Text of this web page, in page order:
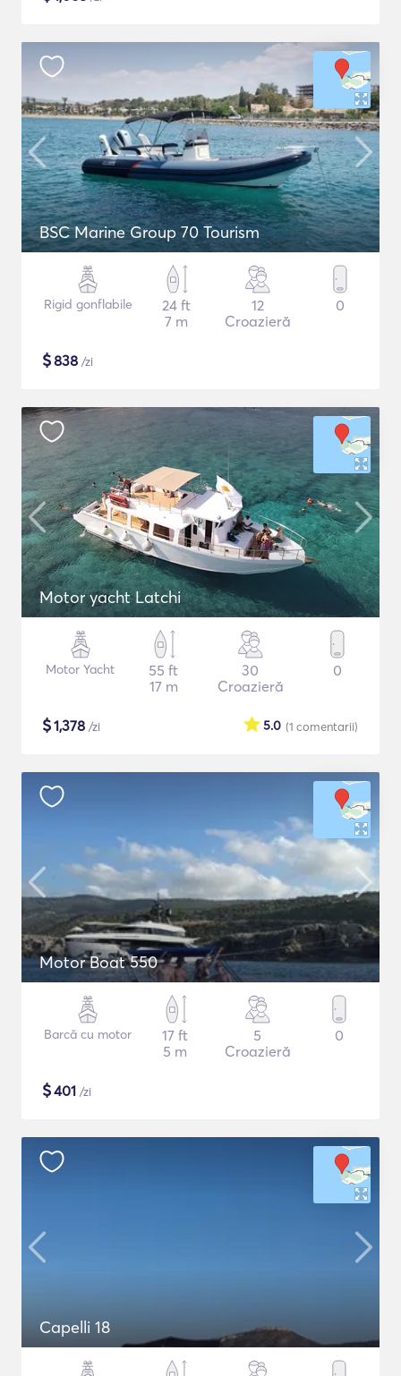
BSC Marine Group 70 Tourism
Rigid gonflabile
24 ft
7 m
12
Croazieră
0
$838 /zi
Motor yacht Latchi
Motor Yacht
55 ft
17 m
30
Croazieră
0
$1,378 /zi (1 comentarii)
5.0
Motor Boat 550
Barcă cu motor
17 ft
5 m
5
Croazieră
0
$401 /zi
Capelli 18